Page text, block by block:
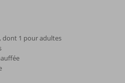
dont 1 pour adultes